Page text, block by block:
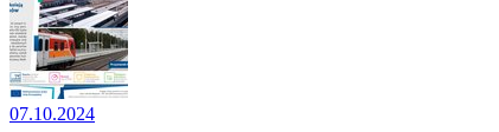
07.10.2024